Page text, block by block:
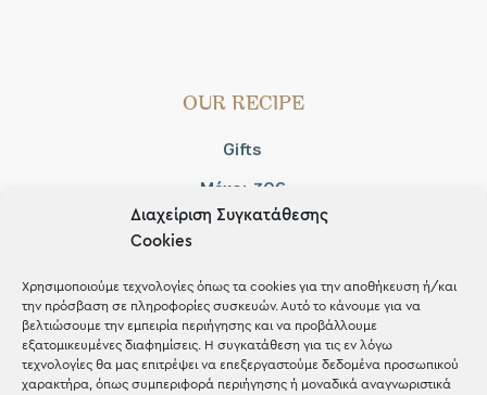
Διαχείριση Συγκατάθεσης
Cookies
Χρησιμοποιούμε τεχνολογίες όπως τα cookies για την αποθήκευση ή/και
την πρόσβαση σε πληροφορίες συσκευών. Αυτό το κάνουμε για να
βελτιώσουμε την εμπειρία περιήγησης και να προβάλλουμε
εξατομικευμένες διαφημίσεις. Η συγκατάθεση για τις εν λόγω
τεχνολογίες θα μας επιτρέψει να επεξεργαστούμε δεδομένα προσωπικού
χαρακτήρα, όπως συμπεριφορά περιήγησης ή μοναδικά αναγνωριστικά
OUR RECIPE
Gifts
Μέχρι 30€
Blog